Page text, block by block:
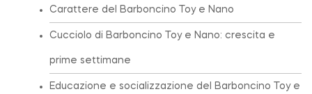
Carattere del Barboncino Toy e Nano
Cucciolo di Barboncino Toy e Nano: crescita e
prime settimane
Educazione e socializzazione del Barboncino Toy e